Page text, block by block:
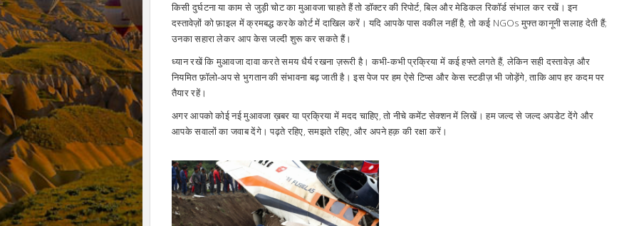
किसी दुर्घटना या काम से जुड़ी चोट का मुआवजा चाहते हैं तो डॉक्टर की रिपोर्ट, बिल और मेडिकल रिकॉर्ड संभाल कर रखें। इन
दस्तावेज़ों को फ़ाइल में क्रमबद्ध करके कोर्ट में दाखिल करें। यदि आपके पास वकील नहीं है, तो कई NGOs मुफ्त कानूनी सलाह देती हैं;
उनका सहारा लेकर आप केस जल्दी शुरू कर सकते हैं।
ध्यान रखें कि मुआवजा दावा करते समय धैर्य रखना ज़रूरी है। कभी‑कभी प्रक्रिया में कई हफ्ते लगते हैं, लेकिन सही दस्तावेज़ और
नियमित फ़ॉलो‑अप से भुगतान की संभावना बढ़ जाती है। इस पेज पर हम ऐसे टिप्स और केस स्टडीज़ भी जोड़ेंगे, ताकि आप हर कदम पर
तैयार रहें।
अगर आपको कोई नई मुआवजा ख़बर या प्रक्रिया में मदद चाहिए, तो नीचे कमेंट सेक्शन में लिखें। हम जल्द से जल्द अपडेट देंगे और
आपके सवालों का जवाब देंगे। पढ़ते रहिए, समझते रहिए, और अपने हक़ की रक्षा करें।